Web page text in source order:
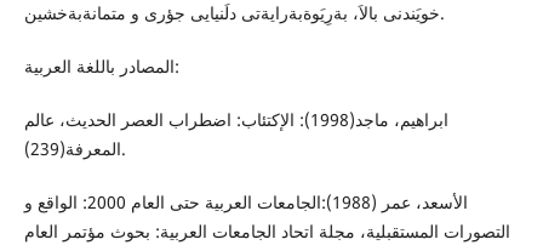
خويَندنى بالاَ، بةرِيَوةبةرايةتى دلَنيايى جؤرى و متمانةبةخشين.
المصادر باللغة العربية:
ابراهيم، ماجد(1998): الإكتئاب: اضطراب العصر الحديث، عالم
المعرفة(239).
الأسعد، عمر (1988):الجامعات العربية حتى العام 2000: الواقع و
التصورات المستقبلية، مجلة اتحاد الجامعات العربية: بحوث مؤتمر العام